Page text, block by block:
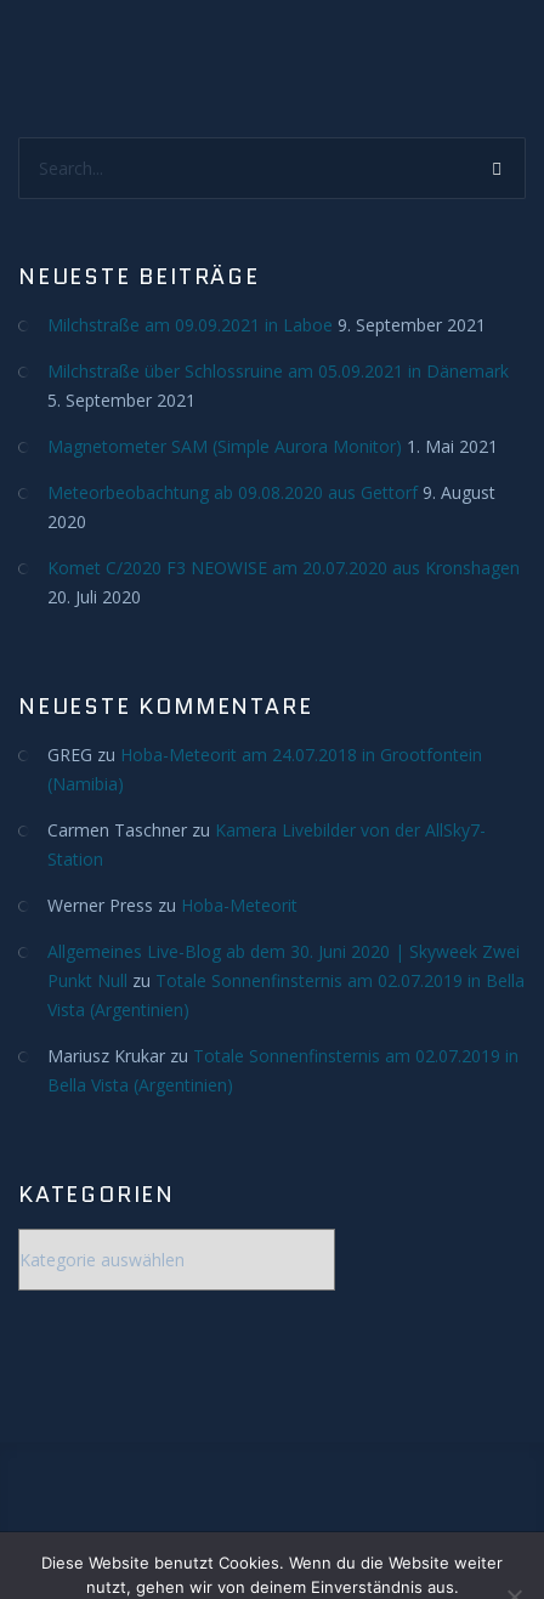
Kelvin Helmholtz
Weißlicht
Mond
Merkur
Venus
Deep Sky
Bedeckungen
Finsternisse
Satelliten
NEUESTE BEITRÄGE
Milchstraße am 09.09.2021 in Laboe 9. September 2021
Milchstraße über Schlossruine am 05.09.2021 in Dänemark
5. September 2021
Magnetometer SAM (Simple Aurora Monitor) 1. Mai 2021
Meteorbeobachtung ab 09.08.2020 aus Gettorf 9. August
2020
Komet C/2020 F3 NEOWISE am 20.07.2020 aus Kronshagen
20. Juli 2020
NEUESTE KOMMENTARE
GREG zu Hoba-Meteorit am 24.07.2018 in Grootfontein
(Namibia)
Carmen Taschner zu Kamera Livebilder von der AllSky7-
Station
Werner Press zu Hoba-Meteorit
Allgemeines Live-Blog ab dem 30. Juni 2020 | Skyweek Zwei
Punkt Null zu Totale Sonnenfinsternis am 02.07.2019 in Bella
Vista (Argentinien)
Mariusz Krukar zu Totale Sonnenfinsternis am 02.07.2019 in
Bella Vista (Argentinien)
KATEGORIEN
www.jonastronomie.de
Diese Website benutzt Cookies. Wenn du die Website weiter
nutzt, gehen wir von deinem Einverständnis aus.